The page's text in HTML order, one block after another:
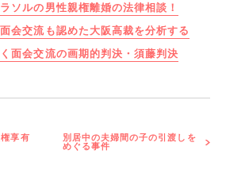
ソルの男性親権離婚の法律相談！
会交流も認めた大阪高裁を分析する
面会交流の画期的判決・須藤判決
享有
別居中の夫婦間の子の引渡しを
めぐる事件